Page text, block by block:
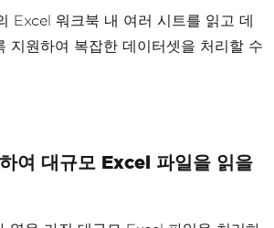
Excel 워크북 내 여러 시트를 읽고 데
지원하여 복잡한 데이터셋을 처리할 수
여 대규모 Excel 파일을 읽을